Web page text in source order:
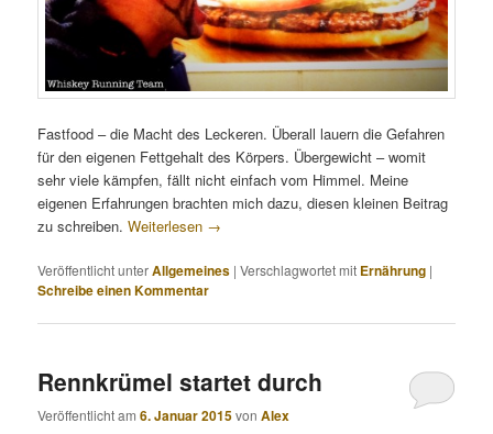
Fastfood – die Macht des Leckeren. Überall lauern die Gefahren
für den eigenen Fettgehalt des Körpers. Übergewicht – womit
sehr viele kämpfen, fällt nicht einfach vom Himmel. Meine
eigenen Erfahrungen brachten mich dazu, diesen kleinen Beitrag
zu schreiben.Weiterlesen →
Veröffentlicht unterAllgemeines |Verschlagwortet mit Ernährung |
Schreibe einen Kommentar
Rennkrümel startet durch
Veröffentlicht am6. Januar 2015vonAlex